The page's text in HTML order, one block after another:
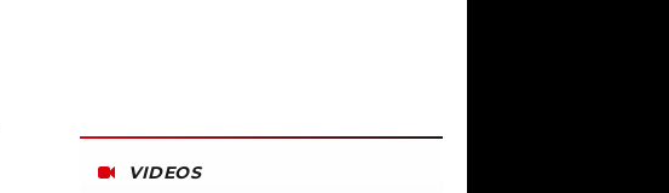
VIDEOS